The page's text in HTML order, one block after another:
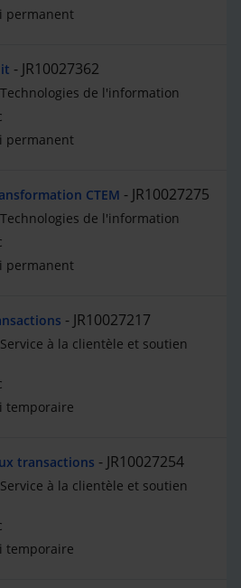
permanent
JR10027362
Technologies de l'information
permanent
CTEM JR10027275
Technologies de l'information
permanent
JR10027217
Service à la clientèle et soutien
temporaire
transactions JR10027254
Service à la clientèle et soutien
temporaire